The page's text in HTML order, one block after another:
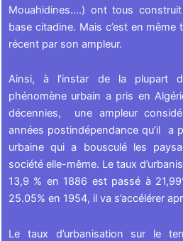
Mouahidines….) ont tous
base citadine. Mais c’est en
récent par son ampleur.
Ainsi, à l’instar de la plupart
phénomène urbain a pris en
décennies, une ampleur
années postindépendance qu’il a
urbaine qui a bousculé les
société elle-même. Le taux
13,9 % en 1886 est passé à
25.05% en 1954, il va s’accélérer
Le taux d’urbanisation sur le